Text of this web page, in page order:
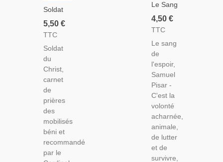
Soldat
Du
Christ,
De
Prières
Des
Mobilisés,
Mgr
Verdier
Abbé
Godin
1939 -
Aumônier
Armées,
5,50 €
TTC
Soldat
du
Christ,
carnet
de
prières
des
mobilisés
béni et
recommandé
par le
Le Sang
De
L'espoir,
Pisar,
1979 -
Shoah,
Camps
De
Concentration,
Nazisme,
2e
Guerre
Mondiale,
4,50 €
TTC
Le sang
de
l'espoir,
Samuel
Pisar -
C'est la
volonté
acharnée,
animale,
de lutter
et de
survivre,